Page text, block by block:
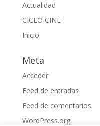
Actualidad
CICLO CINE
Inicio
Meta
Acceder
Feed de entradas
Feed de comentarios
WordPress.org